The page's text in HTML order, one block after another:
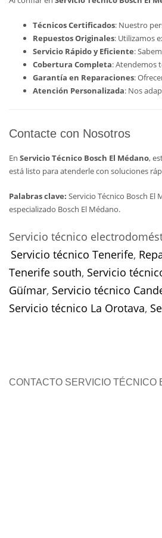
Técnicos Certificados: Nuestro
Repuestos Originales: Utilizamos
Servicio Rápido y Eficiente:
Cobertura Completa: Atendemos
Garantía en Reparaciones:
Atención Personalizada: Nos
Contacte con Nosotros
En Servicio Técnico Bosch El Médano,
está listo para atenderle con soluciones
Palabras clave: Servicio Técnico Bosch
especializado Bosch El Médano.
Servicio técnico
Servicio técnico Tenerife,
Tenerife south, Servicio
Güímar, Servicio técnico
Servicio técnico La Orotava,
CONTACTO SERVICIO TÉCNICO